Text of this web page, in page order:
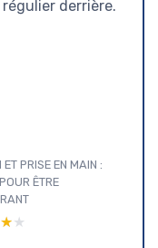
derrière.
ET PRISE EN MAIN :
ÊTRE